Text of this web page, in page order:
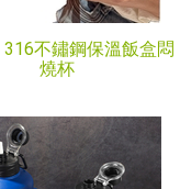
316不鏽鋼保溫飯盒悶
燒杯